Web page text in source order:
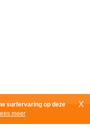
surfervaring op deze
meer
X